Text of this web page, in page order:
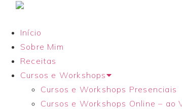
Início
Sobre Mim
Receitas
Cursos e Workshops
Cursos e Workshops Presenciais
Cursos e Workshops Online – ao